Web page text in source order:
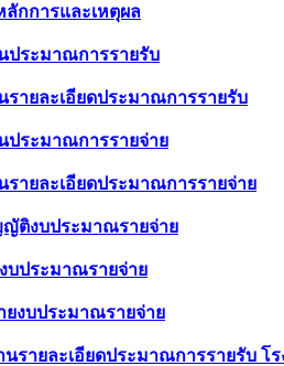
กการและเหตุผล
ประมาณการรายรับ
รายละเอียดประมาณการรายรับ
ประมาณการรายจ่าย
รายละเอียดประมาณการรายจ่าย
ญัติงบประมาณรายจ่าย
บประมาณรายจ่าย
ยงบประมาณรายจ่าย
นรายละเอียดประมาณการรายรับ โ